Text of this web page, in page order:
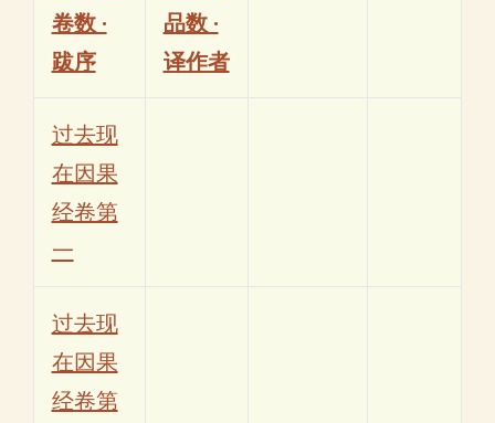
卷数 ·
跋序
品数 ·
译作者
过去现
在因果
经卷第
一
过去现
在因果
经卷第